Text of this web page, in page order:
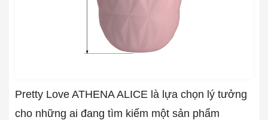
Pretty Love ATHENA ALICE là lựa chọn lý tưởng
cho những ai đang tìm kiếm một sản phẩm